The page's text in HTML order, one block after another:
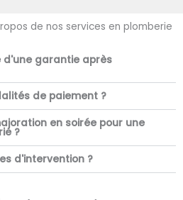
de nos services en plomberie
d'une garantie après
de paiement ?
en soirée pour une
?
d'intervention ?